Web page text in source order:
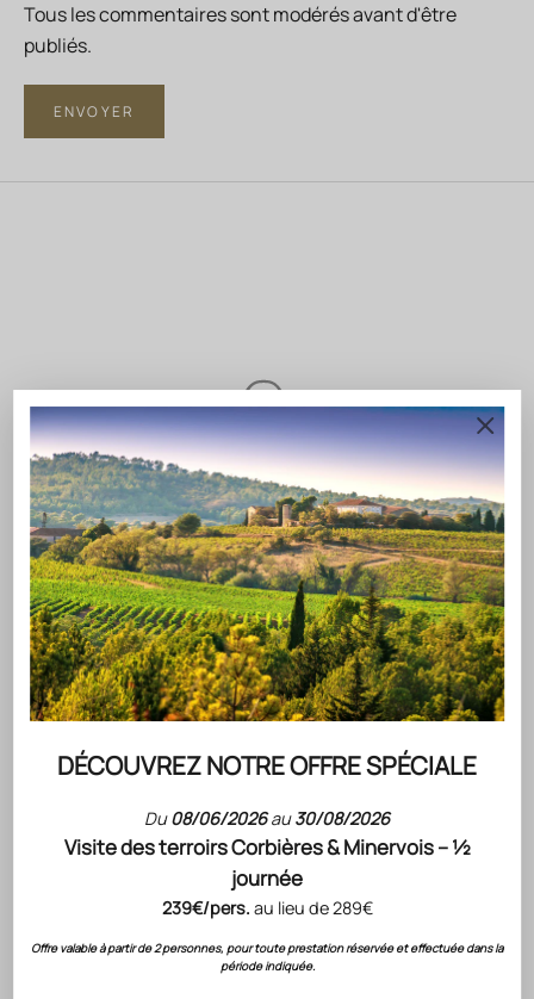
DÉCOUVREZ NOTRE OFFRE SPÉCIALE
Du08/06/2026au30/08/2026
Visite des terroirs Corbières & Minervois – ½
journée
239€/pers. au lieu de 289€
Offre valable à partir de 2 personnes, pour toute prestation réservée et effectuée dans la
période indiquée.
Tous les commentaires sont modérés avant d'être
publiés.
ENVOYER
Ecrivez quelque choes à propos de votre produit.